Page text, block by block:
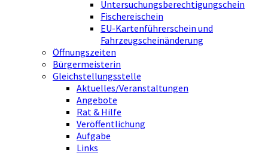
Untersuchungsberechtigungschein
Fischereischein
EU-Kartenführerschein und
Fahrzeugscheinänderung
Öffnungszeiten
Bürgermeisterin
Gleichstellungsstelle
Aktuelles/Veranstaltungen
Angebote
Rat & Hilfe
Veröffentlichung
Aufgabe
Links